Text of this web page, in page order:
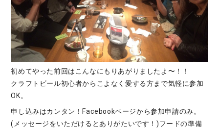
初めてやった前回はこんなにもりあがりましたよ〜！！
クラフトビール初心者からこよなく愛する方まで気軽に参加
OK。
申し込みはカンタン！Facebookページから参加申請のみ。
(メッセージをいただけるとありがたいです！)フードの準備